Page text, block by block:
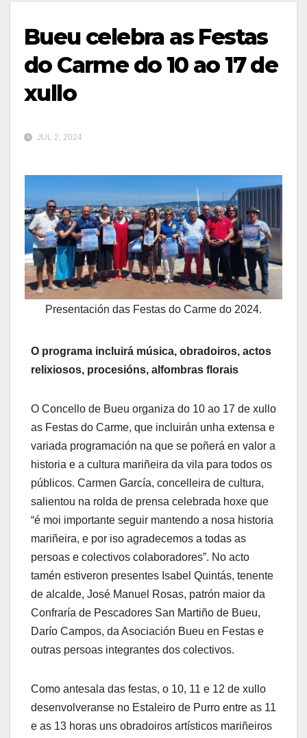
Bueu celebra as Festas
do Carme do 10 ao 17 de
xullo
JUL 2, 2024
Presentación das Festas do Carme do 2024.
O programa incluirá música, obradoiros, actos
relixiosos, procesións, alfombras florais
O Concello de Bueu organiza do 10 ao 17 de xullo
as Festas do Carme, que incluirán unha extensa e
variada programación na que se poñerá en valor a
historia e a cultura mariñeira da vila para todos os
públicos. Carmen García, concelleira de cultura,
salientou na rolda de prensa celebrada hoxe que
“é moi importante seguir mantendo a nosa historia
mariñeira, e por iso agradecemos a todas as
persoas e colectivos colaboradores”. No acto
tamén estiveron presentes Isabel Quintás, tenente
de alcalde, José Manuel Rosas, patrón maior da
Confraría de Pescadores San Martiño de Bueu,
Darío Campos, da Asociación Bueu en Festas e
outras persoas integrantes dos colectivos.
Como antesala das festas, o 10, 11 e 12 de xullo
desenvolveranse no Estaleiro de Purro entre as 11
e as 13 horas uns obradoiros artísticos mariñeiros